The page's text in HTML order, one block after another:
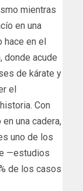
mientras
en una
hace en el
donde acude
de kárate y
el
Con
una cadera,
uno de los
—estudios
de los casos